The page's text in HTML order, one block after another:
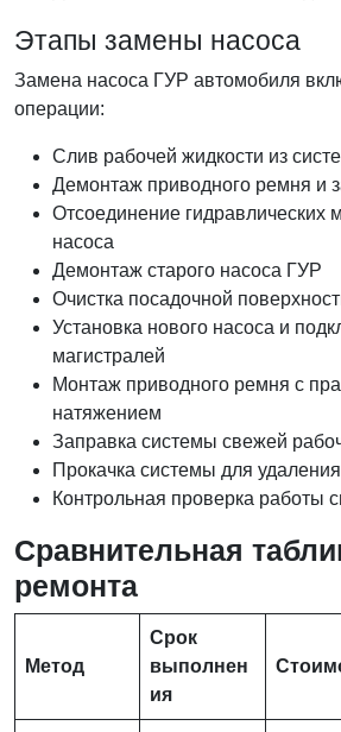
Этапы замены насоса
Замена насоса ГУР автомобиля
операции:
Слив рабочей жидкости из
Демонтаж приводного ремня и
Отсоединение гидравлических
насоса
Демонтаж старого насоса ГУР
Очистка посадочной
Установка нового насоса и
магистралей
Монтаж приводного ремня с
натяжением
Заправка системы свежей
Прокачка системы для
Контрольная проверка работы
Сравнительная
ремонта
Метод
Срок
выполнен
ия